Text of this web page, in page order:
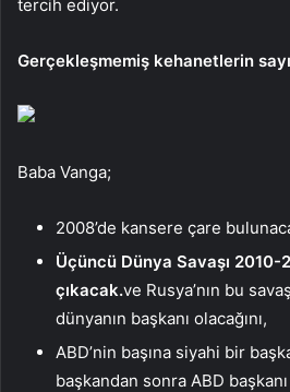
tercih ediyor.
Gerçekleşmemiş kehanetlerin
Baba Vanga;
2008’de kansere çare
Üçüncü Dünya Savaşı 2010-
çıkacak.ve Rusya’nın bu
dünyanın başkanı olacağını,
ABD’nin başına siyahi bir
başkandan sonra ABD